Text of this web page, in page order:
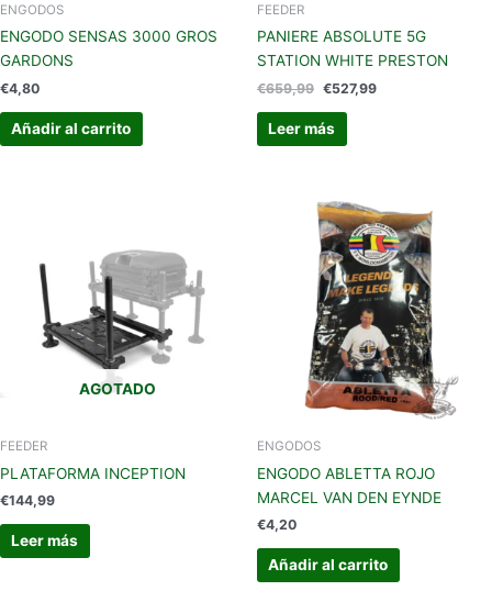
ENGODOS
ENGODO SENSAS 3000 GROS
GARDONS
€4,80
Añadir al carrito
FEEDER
PANIERE ABSOLUTE 5G
STATION WHITE PRESTON
€659,99 €527,99
Leer más
AGOTADO
FEEDER
PLATAFORMA INCEPTION
€144,99
Leer más
ENGODOS
ENGODO ABLETTA ROJO
MARCEL VAN DEN EYNDE
€4,20
Añadir al carrito